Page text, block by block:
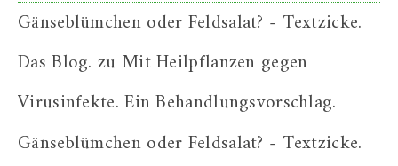
Gänseblümchen oder Feldsalat? - Textzicke.
Das Blog. zu Mit Heilpflanzen gegen
Virusinfekte. Ein Behandlungsvorschlag.
Gänseblümchen oder Feldsalat? - Textzicke.